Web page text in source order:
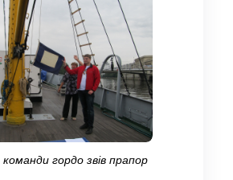
гордо звів прапор